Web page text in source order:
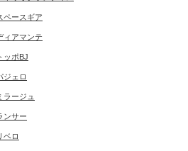
ペースギア
ィアマンテ
ッポBJ
ジェロ
ラージュ
ンサー
ベロ